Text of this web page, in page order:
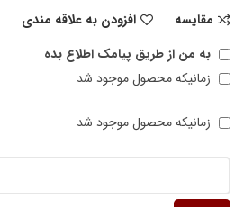
مقایسه
افزودن به علاقه مندی
به من از طریق پیامک اطلاع بده
زمانیکه محصول موجود شد
زمانیکه محصول موجود شد